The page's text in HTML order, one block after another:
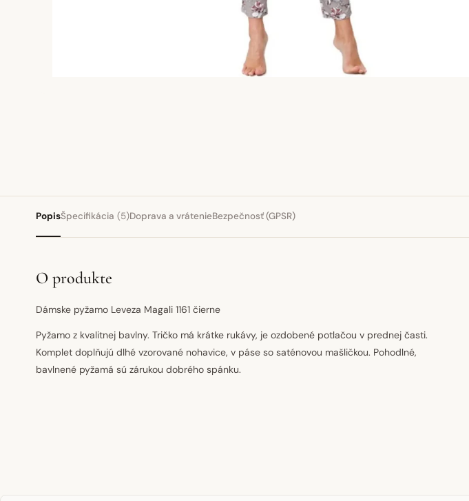
PopisŠpecifikácia (5)Doprava a vrátenieBezpečnosť (GPSR)
O produkte
Dámske pyžamo Leveza Magali 1161 čierne
Pyžamo z kvalitnej bavlny. Tričko má krátke rukávy, je ozdobené potlačou v prednej časti.
Komplet doplňujú dlhé vzorované nohavice, v páse so saténovou mašličkou. Pohodlné,
bavlnené pyžamá sú zárukou dobrého spánku.